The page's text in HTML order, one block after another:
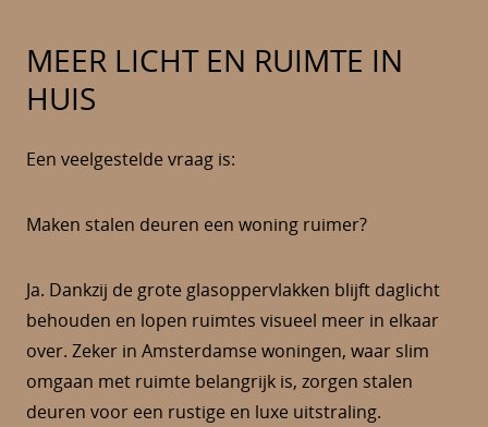
MEER LICHT EN RUIMTE IN
HUIS
Een veelgestelde vraag is:
Maken stalen deuren een woning ruimer?
Ja. Dankzij de grote glasoppervlakken blijft daglicht
behouden en lopen ruimtes visueel meer in elkaar
over. Zeker in Amsterdamse woningen, waar slim
omgaan met ruimte belangrijk is, zorgen stalen
deuren voor een rustige en luxe uitstraling.